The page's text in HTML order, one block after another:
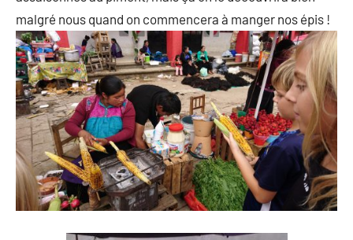
malgré nous quand on commencera à manger nos épis !